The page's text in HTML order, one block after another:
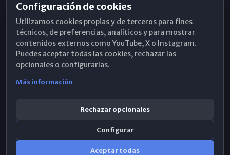
Horarios de Misa
Hemeroteca
WhatsApp
Configuración de cookies
Utilizamos cookies propias y de terceros para fines
técnicos, de preferencias, analíticos y para mostrar
contenidos externos como YouTube, X o Instagram.
Puedes aceptar todas las cookies, rechazar las
opcionales o configurarlas.
Más información
Rechazar opcionales
Configurar
Aceptar todas